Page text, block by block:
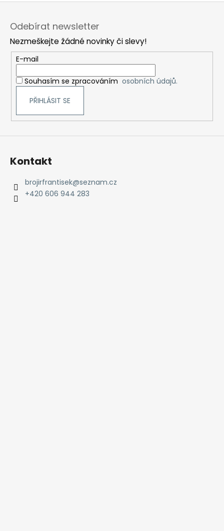
Odebírat newsletter
Nezmeškejte žádné novinky či slevy!
E-mail
Souhasím se zpracováním osobních údajů.
PŘIHLÁSIT SE
Kontakt
brojirfrantisek@seznam.cz
+420 606 944 283